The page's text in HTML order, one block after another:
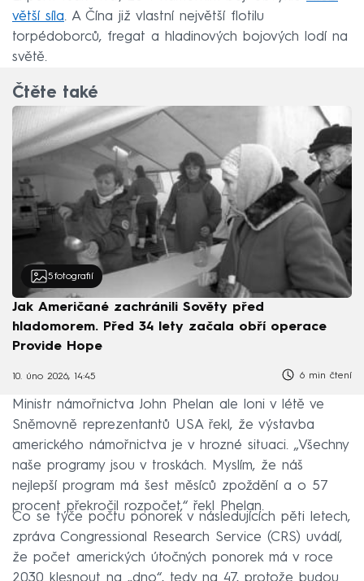
větší síla. A Čína již vlastní největší flotilu
torpédoborců, fregat a hladinových bojových lodí na
světě.
Čtěte také
5 fotografií
Jak Američané zachránili Sověty před
hladomorem. Před 34 lety začala obří operace
Provide Hope
10. úno 2026, 14:45 6 min čtení
Ministr námořnictva John Phelan ale loni v létě ve
Sněmovně reprezentantů USA řekl, že výstavba
amerického námořnictva je v hrozné situaci. „Všechny
naše programy jsou v troskách. Myslím, že náš
nejlepší program má šest měsíců zpoždění a o 57
procent překročil rozpočet,“ řekl Phelan.
Co se týče počtu ponorek v následujících pěti letech,
zpráva Congressional Research Service (CRS) uvádí,
že počet amerických útočných ponorek má v roce
2030 klesnout na „dno“, tedy na 47, protože budou